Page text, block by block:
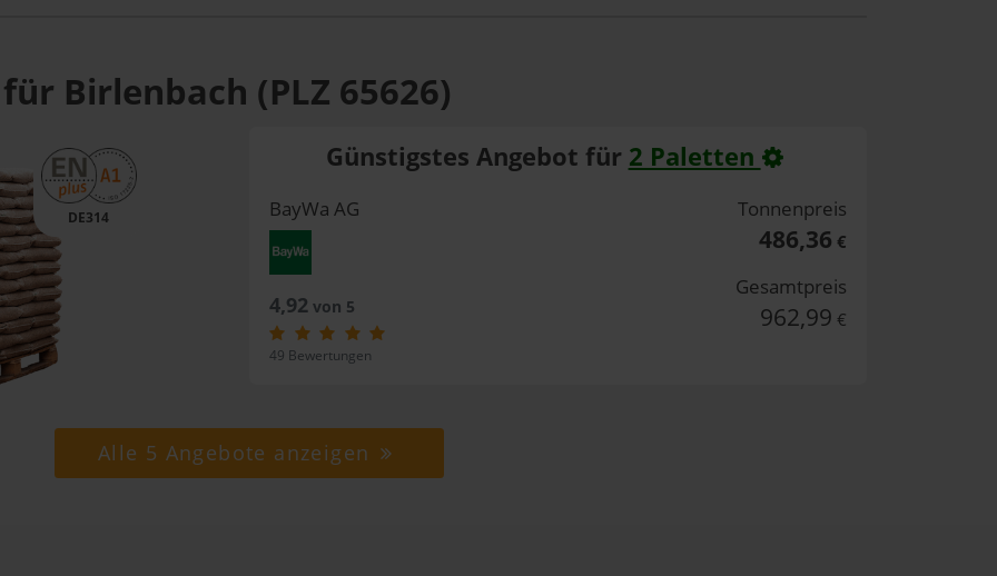
Birlenbach (PLZ 65626)
DE314
Günstigstes Angebot für 2 Paletten
BayWa AG
4,92von 5
49 Bewertungen
Tonnenpreis
486,36 €
Gesamtpreis
962,99 €
Alle 5 Angebote anzeigen